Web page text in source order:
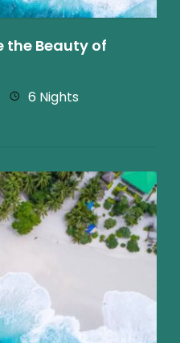
the Beauty of
6 Nights